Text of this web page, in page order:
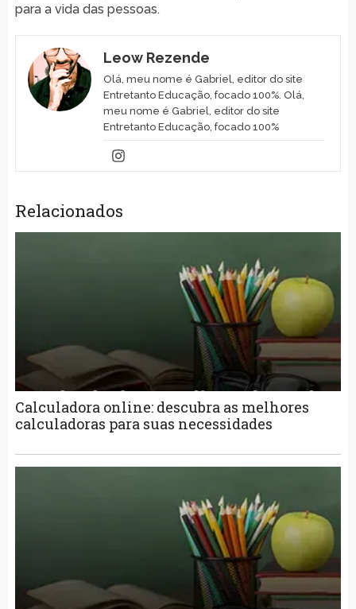
para a vida das pessoas.
Leow Rezende
Olá, meu nome é Gabriel, editor do site
Entretanto Educação, focado 100%. Olá,
meu nome é Gabriel, editor do site
Entretanto Educação, focado 100%
Relacionados
Calculadora online: descubra as melhores
calculadoras para suas necessidades